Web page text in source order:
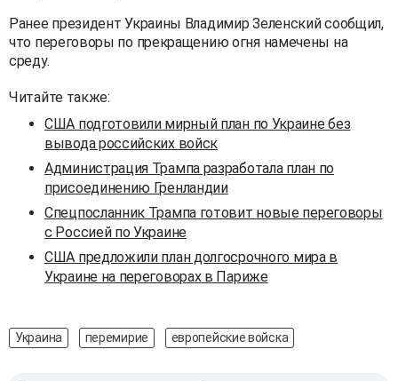
Ранее президент Украины Владимир Зеленский сообщил,
что переговоры по прекращению огня намечены на
среду.
Читайте также:
США подготовили мирный план по Украине без
вывода российских войск
Администрация Трампа разработала план по
присоединению Гренландии
Спецпосланник Трампа готовит новые переговоры
с Россией по Украине
США предложили план долгосрочного мира в
Украине на переговорах в Париже
Украина перемирие европейские войска